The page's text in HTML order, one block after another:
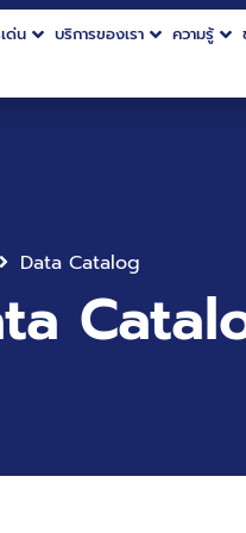
ด่น บริการของเรา ความรู้
Data Catalog